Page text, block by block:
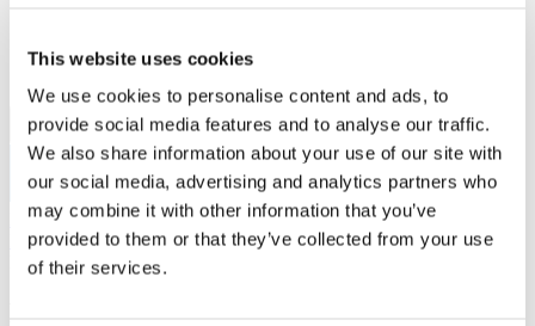
This website uses cookies
We use cookies to personalise content and ads, to
provide social media features and to analyse our traffic.
We also share information about your use of our site with
our social media, advertising and analytics partners who
may combine it with other information that you’ve
provided to them or that they’ve collected from your use
of their services.
Ostatní doplňky
Menu
Domů/
Poradna/
Řešení atiky